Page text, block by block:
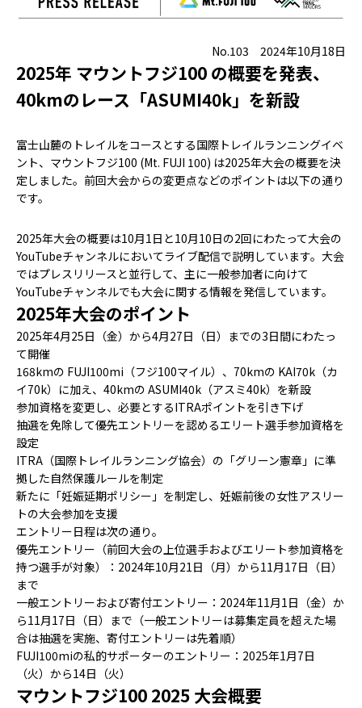
No.103 2024年10月18日
2025年 マウントフジ100 の概要を発表、
40kmのレース「ASUMI40k」を新設
富士山麓のトレイルをコースとする国際トレイルランニングイベ
ント、マウントフジ100 (Mt. FUJI 100) は2025年大会の概要を決
定しました。前回大会からの変更点などのポイントは以下の通り
です。
2025年大会の概要は10月1日と10月10日の2回にわたって大会の
YouTubeチャンネルにおいてライブ配信で説明しています。大会
ではプレスリリースと並行して、主に一般参加者に向けて
YouTubeチャンネルでも大会に関する情報を発信しています。
2025年大会のポイント
2025年4月25日（金）から4月27日（日）までの3日間にわたっ
て開催
168kmの FUJI100mi（フジ100マイル）、70kmの KAI70k（カ
イ70k）に加え、40kmの ASUMI40k（アスミ40k）を新設
参加資格を変更し、必要とするITRAポイントを引き下げ
抽選を免除して優先エントリーを認めるエリート選手参加資格を
設定
ITRA（国際トレイルランニング協会）の「グリーン憲章」に準
拠した自然保護ルールを制定
新たに「妊娠延期ポリシー」を制定し、妊娠前後の女性アスリー
トの大会参加を支援
エントリー日程は次の通り。
優先エントリー（前回大会の上位選手およびエリート参加資格を
持つ選手が対象）：2024年10月21日（月）から11月17日（日）
まで
一般エントリーおよび寄付エントリー：2024年11月1日（金）か
ら11月17日（日）まで（一般エントリーは募集定員を超えた場
合は抽選を実施、寄付エントリーは先着順）
FUJI100miの私的サポーターのエントリー：2025年1月7日
（火）から14日（火）
マウントフジ100 2025 大会概要